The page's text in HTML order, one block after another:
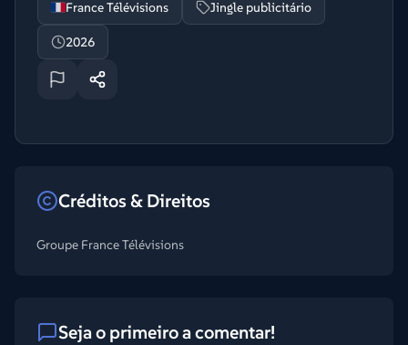
France Télévisions Jingle publicitário
2026
Créditos & Direitos
Groupe France Télévisions
Seja o primeiro a comentar!